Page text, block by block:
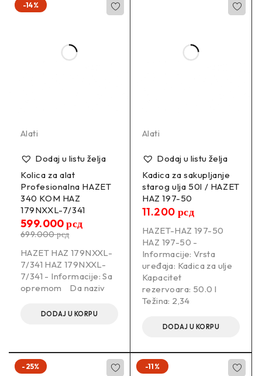
-14%
Alati
Dodaj u listu želja
Kolica za alat
Profesionalna HAZET
340 KOM HAZ
179NXXL-7/341
699.000рсд
599.000рсд
HAZET HAZ 179NXXL-
7/341 HAZ 179NXXL-
7/341 - Informacije: Sa
opremom Da naziv
DODAJ U KORPU
Alati
Dodaj u listu želja
Kadica za sakupljanje
starog ulja 50l / HAZET
HAZ 197-50
11.200 рсд
HAZET-HAZ 197-50
HAZ 197-50 -
Informacije: Vrsta
uređaja: Kadica za ulje
Kapacitet
rezervoara: 50.0 l
Težina: 2,34
DODAJ U KORPU
-25% -11%